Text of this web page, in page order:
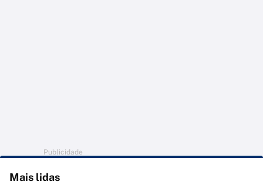
Publicidade
Mais lidas